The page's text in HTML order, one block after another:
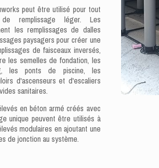
peut être utilisé pour tout
remplissage léger. Les
les remplissages de dalles
paysagers pour créer une
de faisceaux inversés,
les semelles de fondation, les
les ponts de piscine, les
d'ascenseurs et d'escaliers
sanitaires.
en béton armé créés avec
unique peuvent être utilisés à
modulaires en ajoutant une
de jonction au système.